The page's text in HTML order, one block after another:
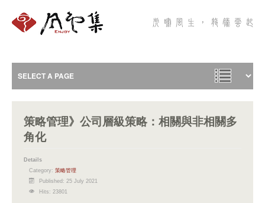
策略管理》公司層級策略：相關與非相關多
角化
Details
Category: 策略管理
Published: 25 July 2021
Hits: 23801